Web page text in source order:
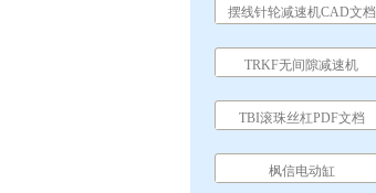
摆线针轮减速机CAD文档
TRKF无间隙减速机
TBI滚珠丝杠PDF文档
枫信电动缸